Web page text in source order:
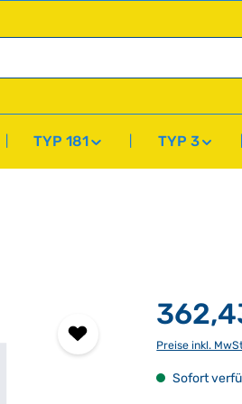
TYP 181 TYP 3
Preise inkl.
Sofort